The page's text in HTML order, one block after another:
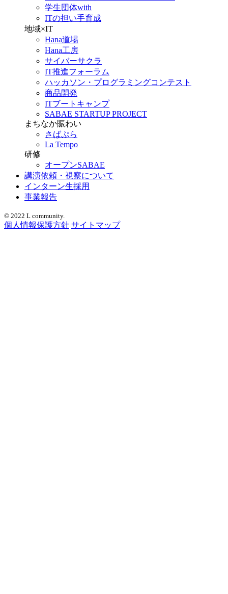
学生団体with
ITの担い手育成
地域×IT
Hana道場
Hana工房
サイバーサクラ
IT推進フォーラム
ハッカソン・プログラミングコンテスト
商品開発
ITブートキャンプ
SABAE STARTUP PROJECT
まちなか賑わい
さばぷら
La Tempo
研修
オープンSABAE
講演依頼・視察について
インターン生採用
事業報告
© 2022 L community.
個人情報保護方針 サイトマップ